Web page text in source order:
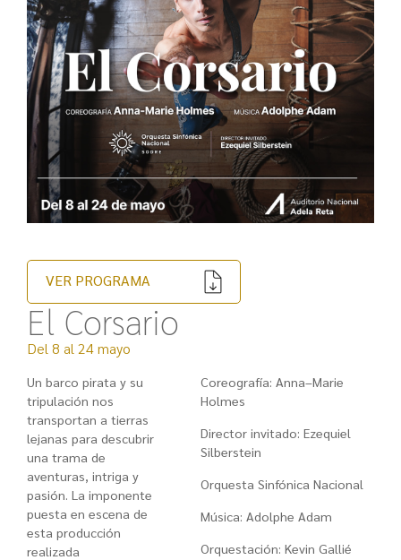
VER PROGRAMA
El Corsario
Del 8 al 24 mayo
Un barco pirata y su
tripulación nos
transportan a tierras
lejanas para descubrir
una trama de
aventuras, intriga y
pasión. La imponente
puesta en escena de
esta producción
realizada
Coreografía: Anna–Marie
Holmes
Director invitado: Ezequiel
Silberstein
Orquesta Sinfónica Nacional
Música: Adolphe Adam
Orquestación: Kevin Gallié